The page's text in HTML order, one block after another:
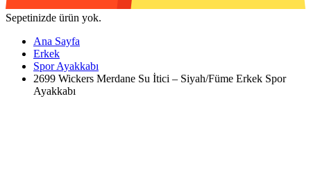
Sepetinizde ürün yok.
Ana Sayfa
Erkek
Spor Ayakkabı
2699 Wickers Merdane Su İtici – Siyah/Füme Erkek Spor
Ayakkabı